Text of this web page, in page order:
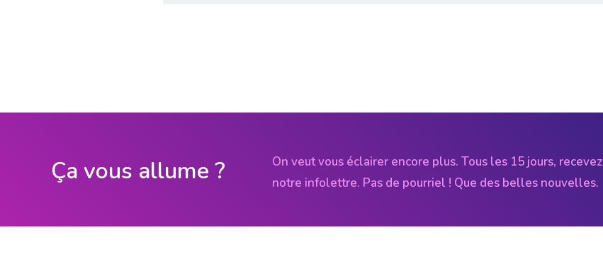
Ça vous allume ?
On veut vous éclairer encore plus. Tous les 15 jours, recevez
notre infolettre. Pas de pourriel ! Que des belles nouvelles.